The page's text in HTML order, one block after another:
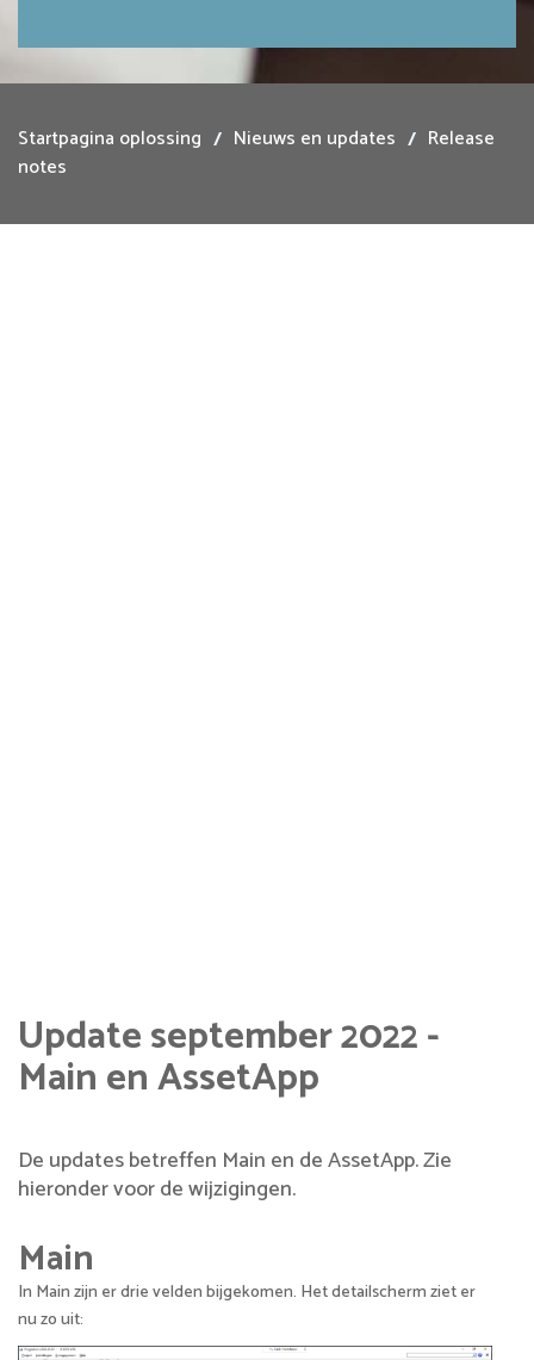
Startpagina oplossing Nieuws en updates
Release
notes
Update september 2022 -
Main en AssetApp
De updates betreffen Main en de AssetApp. Zie
hieronder voor de wijzigingen.
Main
In Main zijn er drie velden bijgekomen. Het detailscherm ziet er
nu zo uit: